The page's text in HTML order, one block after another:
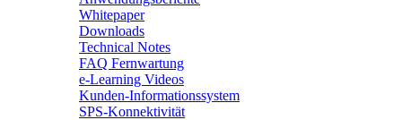
Whitepaper
Downloads
Technical Notes
FAQ Fernwartung
e-Learning Videos
Kunden-Informationssystem
SPS-Konnektivität